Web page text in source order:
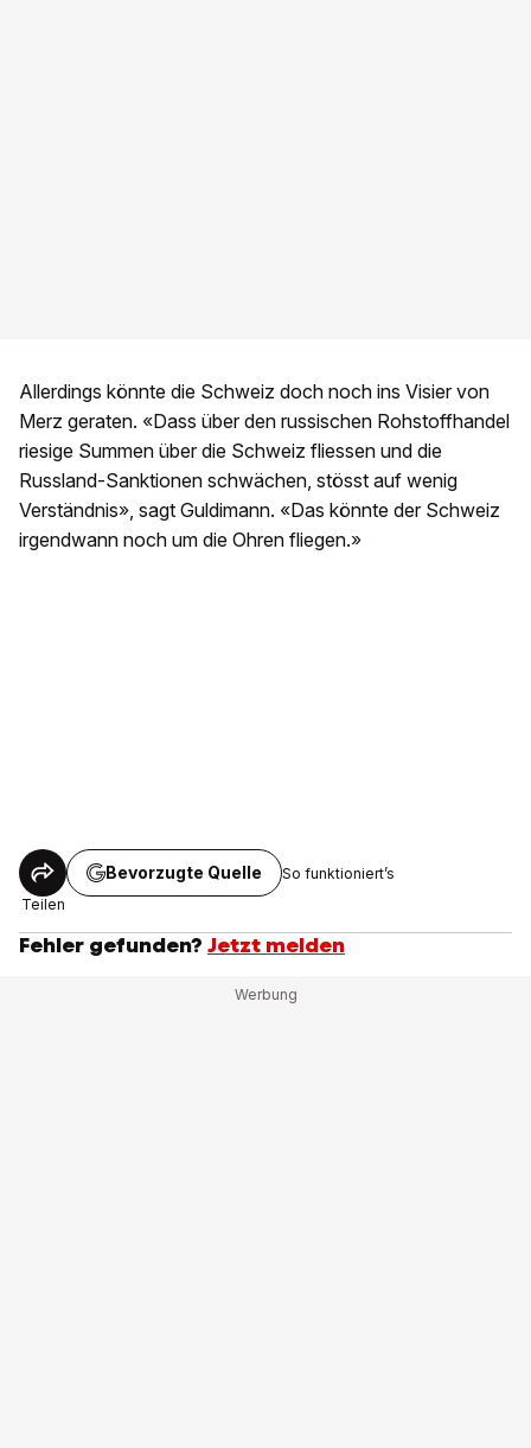
Allerdings könnte die Schweiz doch noch ins Visier von
Merz geraten. «Dass über den russischen Rohstoffhandel
riesige Summen über die Schweiz fliessen und die
Russland-Sanktionen schwächen, stösst auf wenig
Verständnis», sagt Guldimann. «Das könnte der Schweiz
irgendwann noch um die Ohren fliegen.»
Teilen
Bevorzugte Quelle So funktioniert’s
Fehler gefunden? Jetzt melden